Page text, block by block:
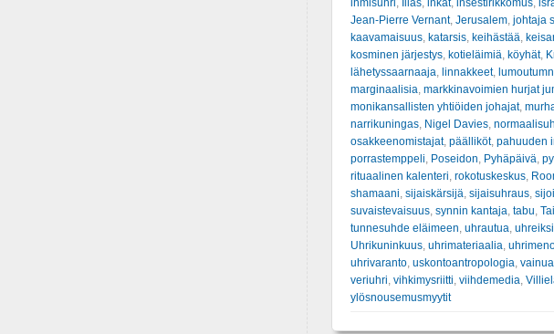
Jean-Pierre Vernant, Jerusalem, johtaja
kaavamaisuus, katarsis, keihästää
kosminen järjestys, kotieläimiä köyhät,
lähetyssaarnaaja linnakkeet,
marginaalisia markkinavoimien hurjat
monikansallisten yhtiöiden johajat,
narrikuningas, Nigel Davies,
osakkeenomistajat, päälliköt, pahuuden
porrastemppeli Poseidon Pyhäpäivä
rituaalinen kalenteri rokotuskeskus,
shamaani sijaiskärsijä sijaisuhraus,
suvaistevaisuus, synnin kantaja tabu
tunnesuhde eläimeen uhrautua
Uhrikuninkuus, uhrimateriaalia
uhrivaranto, uskontoantropologia
veriuhri vihkimysriitti viihdemedia
ylösnousemusmyytit